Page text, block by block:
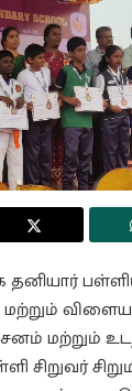
தனியார்
மற்றும்